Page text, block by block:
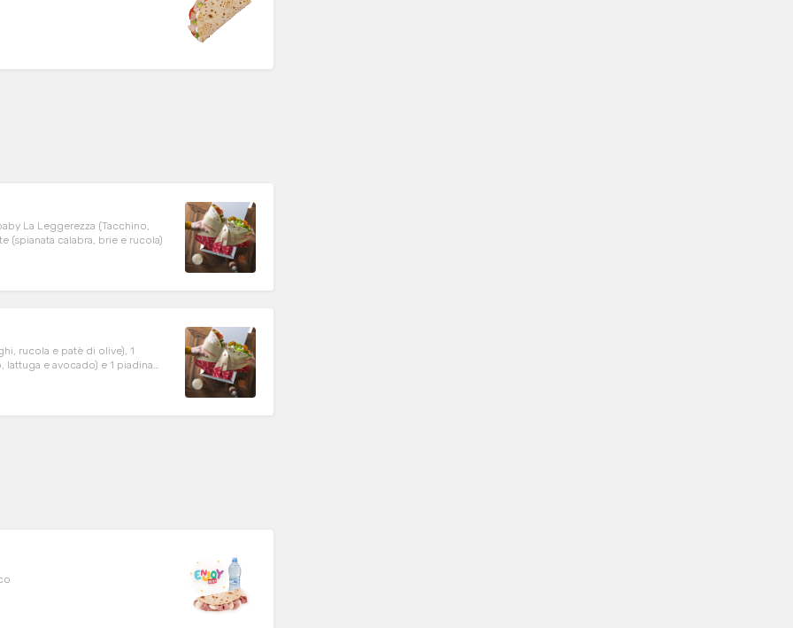
La Leggerezza (Tacchino,
(spianata calabra, brie e rucola)
rucola e patè di olive), 1
e avocado) e 1 piadina